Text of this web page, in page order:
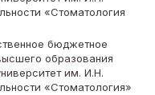
«Стоматология
бюджетное
образования
им. И.Н.
«Стоматология»